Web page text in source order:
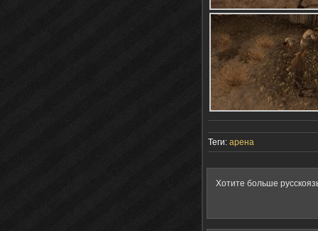
Теги: арена
Хотите больше